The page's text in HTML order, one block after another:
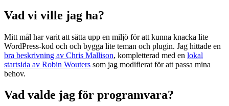
Vad vi ville jag ha?
Mitt mål har varit att sätta upp en miljö för att kunna knacka lite
WordPress-kod och och bygga lite teman och plugin. Jag hittade en
bra beskrivning av Chris Mallison, kompletterad med en lokal
startsida av Robin Wouters som jag modifierat för att passa mina
behov.
Vad valde jag för programvara?